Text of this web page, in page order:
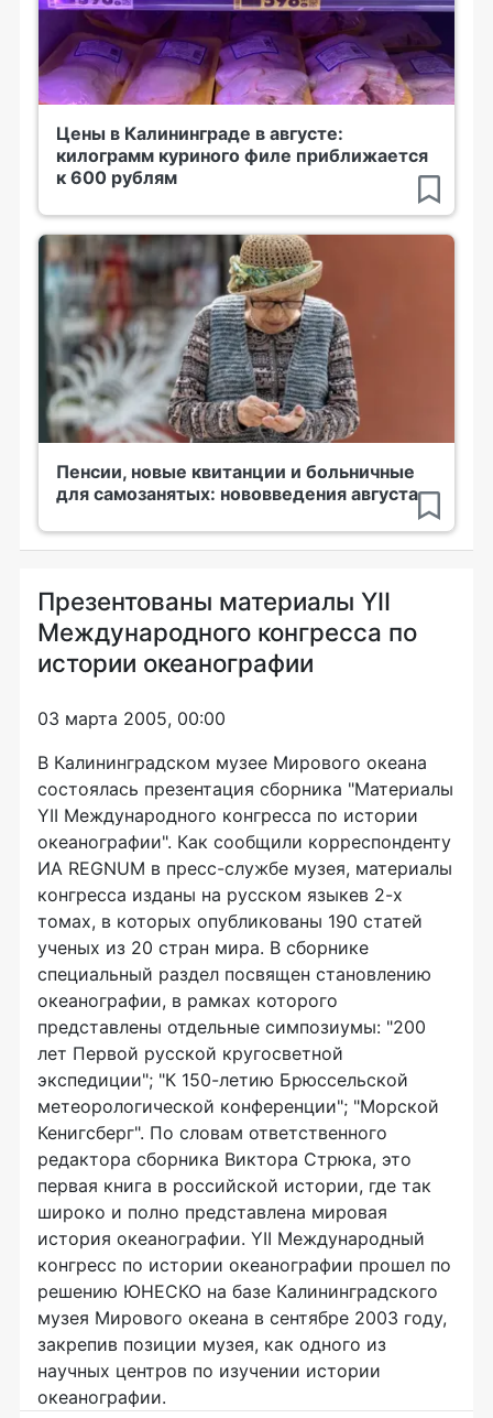
Цены в Калининграде в августе:
килограмм куриного филе приближается
к 600 рублям
Пенсии, новые квитанции и больничные
для самозанятых: нововведения августа
Презентованы материалы YII
Международного конгресса по
истории океанографии
03 марта 2005, 00:00
В Калининградском музее Мирового океана
состоялась презентация сборника "Материалы
YII Международного конгресса по истории
океанографии". Как сообщили корреспонденту
ИА REGNUM в пресс-службе музея, материалы
конгресса изданы на русском языкев 2-х
томах, в которых опубликованы 190 статей
ученых из 20 стран мира. В сборнике
специальный раздел посвящен становлению
океанографии, в рамках которого
представлены отдельные симпозиумы: "200
лет Первой русской кругосветной
экспедиции"; "К 150-летию Брюссельской
метеорологической конференции"; "Морской
Кенигсберг". По словам ответственного
редактора сборника Виктора Стрюка, это
первая книга в российской истории, где так
широко и полно представлена мировая
история океанографии. YII Международный
конгресс по истории океанографии прошел по
решению ЮНЕСКО на базе Калининградского
музея Мирового океана в сентябре 2003 году,
закрепив позиции музея, как одного из
научных центров по изучении истории
океанографии.